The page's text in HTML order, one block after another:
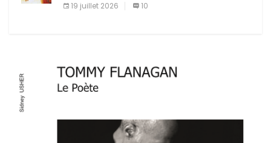
19 juillet 2026 10